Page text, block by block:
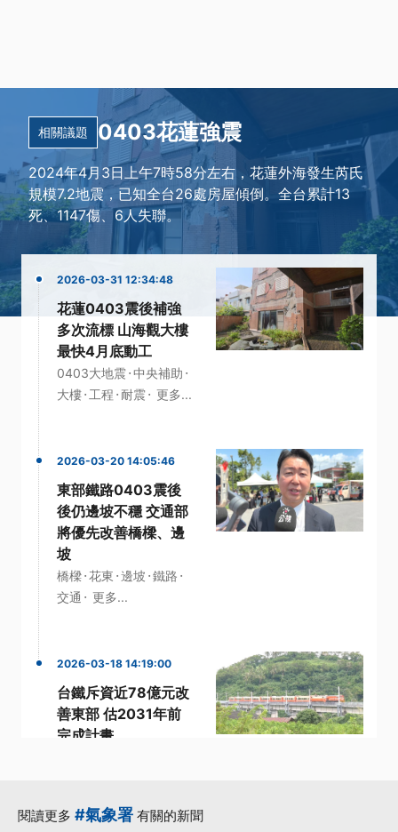
相關議題 0403花蓮強震
2024年4月3日上午7時58分左右，花蓮外海發生芮氏
規模7.2地震，已知全台26處房屋傾倒。全台累計13
死、1147傷、6人失聯。
2026-03-31 12:34:48
花蓮0403震後補強
多次流標 山海觀大樓
最快4月底動工
0403大地震·中央補助 ·
大樓· 工程 · 耐震· 更多...
2026-03-20 14:05:46
東部鐵路0403震後
後仍邊坡不穩 交通部
將優先改善橋樑、邊
坡
橋樑·花東 ·邊坡 ·鐵路 ·
交通 · 更多...
2026-03-18 14:19:00
台鐵斥資近78億元改
善東部 估2031年前
完成計畫
閱讀更多 #氣象署 有關的新聞